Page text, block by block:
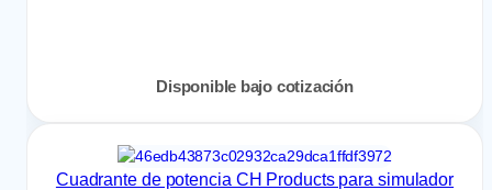
Disponible bajo cotización
Cuadrante de potencia CH Products para simulador